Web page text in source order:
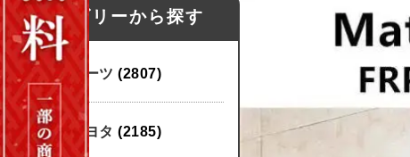
カテゴリーから探す
パーツ (2807)
トヨタ (2185)